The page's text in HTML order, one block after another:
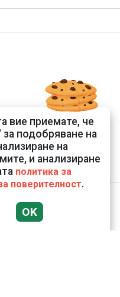
вие приемате, че
за подобряване на
на
и анализиране
политика за
поверителност.
OK